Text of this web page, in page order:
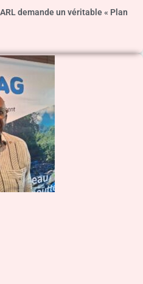
demande un véritable « Plan